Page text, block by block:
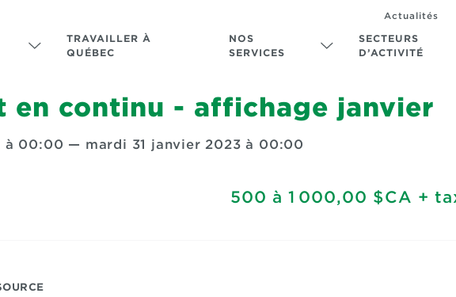
TRAVAILLER À
QUÉBEC
NOS
SERVICES
SECTEURS
D’ACTIVITÉ
Actualités
en continu - affichage janvier
à 00:00 — mardi 31 janvier 2023 à 00:00
500 à 1 000,00 $CA +